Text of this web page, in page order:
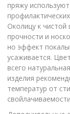
пряжу
Околицу к чистой
прочности и
но эффект
усаживается.
всего
изделия
температур от